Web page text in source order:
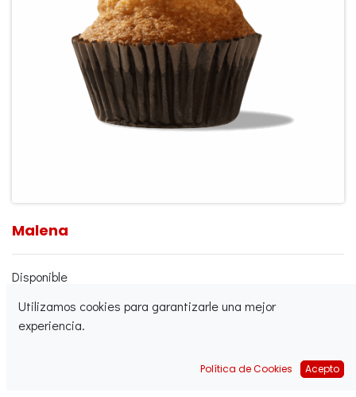
Malena
Disponible
Crudo congelado
Acabado
Utilizamos cookies para garantizarle una mejor
experiencia.
Política de Cookies Acepto